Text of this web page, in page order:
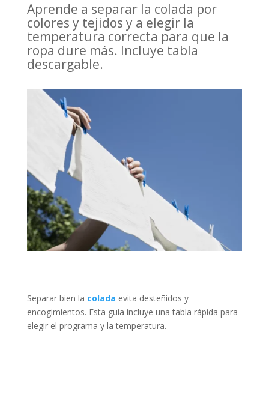
Aprende a separar la colada por
colores y tejidos y a elegir la
temperatura correcta para que la
ropa dure más. Incluye tabla
descargable.
Separar bien la colada evita desteñidos y
encogimientos. Esta guía incluye una tabla rápida para
elegir el programa y la temperatura.